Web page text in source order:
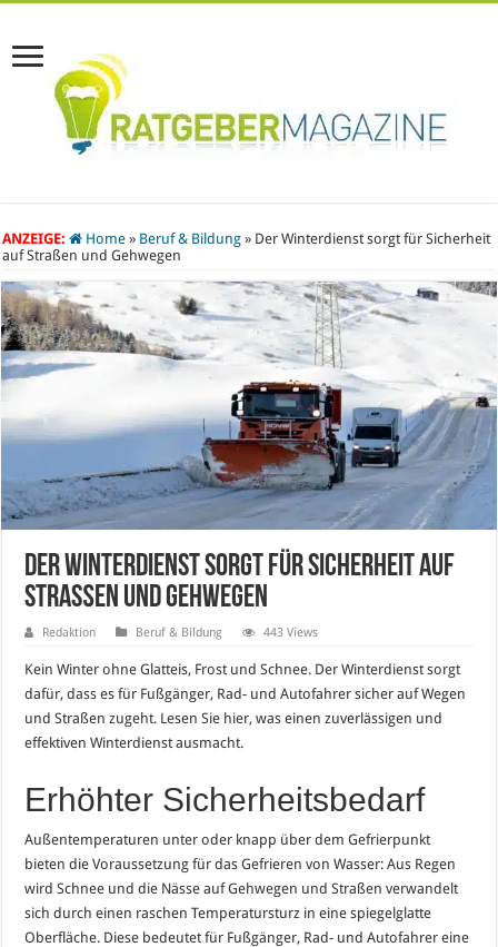
ANZEIGE: Home » Beruf & Bildung » Der Winterdienst sorgt für Sicherheit
auf Straßen und Gehwegen
Der Winterdienst sorgt für Sicherheit auf
Straßen und Gehwegen
Redaktion Beruf & Bildung 443 Views
Kein Winter ohne Glatteis, Frost und Schnee. Der Winterdienst sorgt
dafür, dass es für Fußgänger, Rad- und Autofahrer sicher auf Wegen
und Straßen zugeht. Lesen Sie hier, was einen zuverlässigen und
effektiven Winterdienst ausmacht.
Erhöhter Sicherheitsbedarf
Außentemperaturen unter oder knapp über dem Gefrierpunkt
bieten die Voraussetzung für das Gefrieren von Wasser: Aus Regen
wird Schnee und die Nässe auf Gehwegen und Straßen verwandelt
sich durch einen raschen Temperatursturz in eine spiegelglatte
Oberfläche. Diese bedeutet für Fußgänger, Rad- und Autofahrer eine